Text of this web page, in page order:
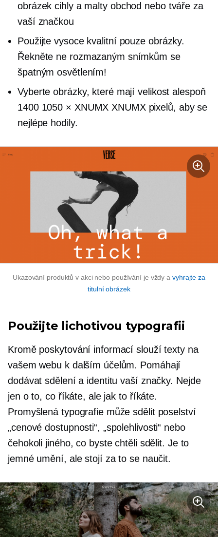
obrázekcihly a maltyobchod nebo tváře za
vaší značkou
Použijtevysoce kvalitnípouze obrázky.
Řekněte ne rozmazaným snímkům se
špatným osvětlením!
Vyberte obrázky, které mají velikost alespoň
1400 1050 × XNUMX XNUMX pixelů, aby se
nejlépe hodily.
Ukazování produktů v akci nebo používání je vždy a vyhrajte za
titulní obrázek
Použijte lichotivou typografii
Kromě poskytování informací slouží texty na
vašem webu k dalším účelům. Pomáhají
dodávat sdělení a identitu vaší značky. Nejde
jen o to, co říkáte, ale jak to říkáte.
Promyšlená typografie může sdělit poselství
„cenové dostupnosti“, „spolehlivosti“ nebo
čehokoli jiného, ​​co byste chtěli sdělit. Je to
jemné umění, ale stojí za to se naučit.